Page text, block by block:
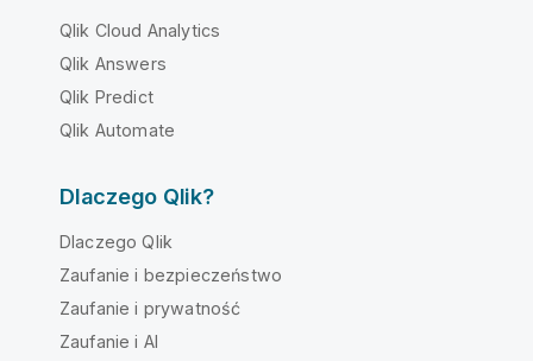
Qlik Cloud Analytics
Qlik Answers
Qlik Predict
Qlik Automate
Dlaczego Qlik?
Dlaczego Qlik
Zaufanie i bezpieczeństwo
Zaufanie i prywatność
Zaufanie i AI